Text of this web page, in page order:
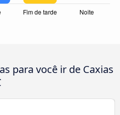
para você ir de Caxias